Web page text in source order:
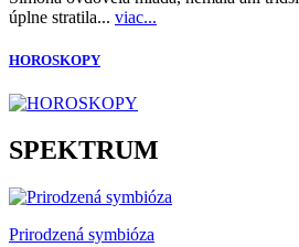
úplne stratila... viac...
HOROSKOPY
SPEKTRUM
Prirodzená symbióza